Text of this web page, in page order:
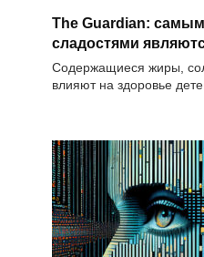
The Guardian:
сладостями
Содержащиеся жиры,
влияют на здоровье